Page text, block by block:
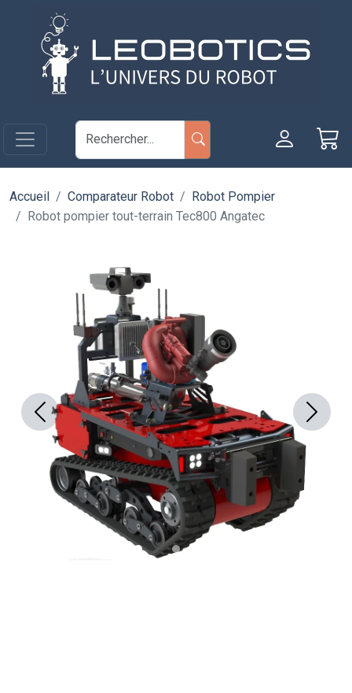
Aller au contenu principal
Accueil Comparateur Robot
Robot Pompier
Robot pompier tout-terrain Tec800 Angatec
Previous Next
Panneau de gestion des cookies